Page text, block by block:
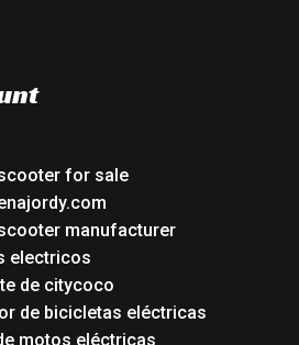
for sale
manufacturer
electricos
de citycoco
de bicicletas eléctricas
motos eléctricas